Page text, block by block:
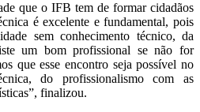
que o IFB tem de formar cidadãos
é excelente e fundamental, pois
sem conhecimento técnico, da
um bom profissional se não for
que esse encontro seja possível no
do profissionalismo com as
finalizou.